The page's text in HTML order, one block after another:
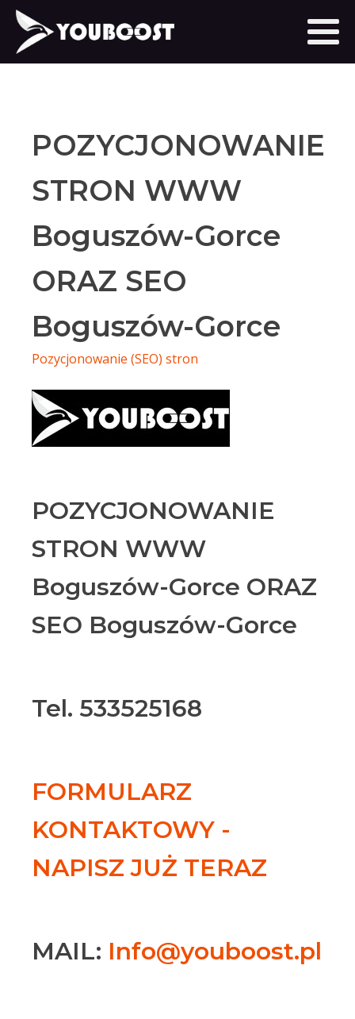
POZYCJONOWANIE
STRON WWW
Boguszów-Gorce
ORAZ SEO
Boguszów-Gorce
Pozycjonowanie (SEO) stron
POZYCJONOWANIE
STRON WWW
Boguszów-Gorce ORAZ
SEO Boguszów-Gorce
Tel. 533525168
FORMULARZ
KONTAKTOWY -
NAPISZ JUŻ TERAZ
MAIL: Info@youboost.pl